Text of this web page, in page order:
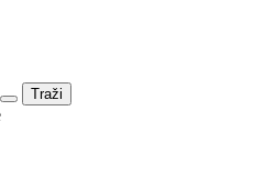
Traži